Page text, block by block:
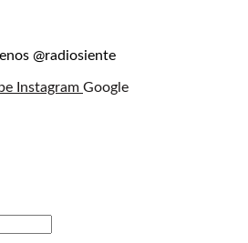
@radiosiente
Instagram Google